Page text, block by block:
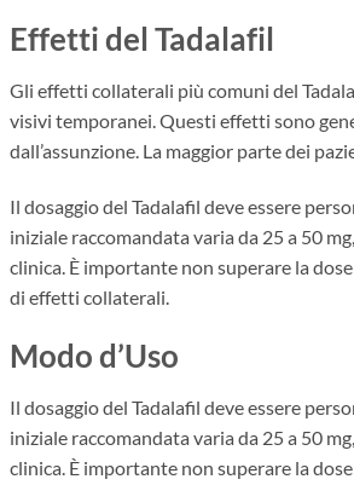
Effetti del Tadalafil
Gli effetti collaterali più comuni del
visivi temporanei. Questi effetti sono
dall’assunzione. La maggior parte dei
Il dosaggio del Tadalafil deve essere
iniziale raccomandata varia da 25 a 50
clinica. È importante non superare la
di effetti collaterali.
Modo d’Uso
Il dosaggio del Tadalafil deve essere
iniziale raccomandata varia da 25 a 50
clinica. È importante non superare la